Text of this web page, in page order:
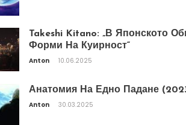
Takeshi Kitano: „В Японското
Форми На Куирност“
Anton 10.06.2025
Анатомия На Едно Падане
Anton 30.03.2025